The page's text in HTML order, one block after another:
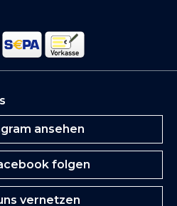
ansehen
folgen
vernetzen